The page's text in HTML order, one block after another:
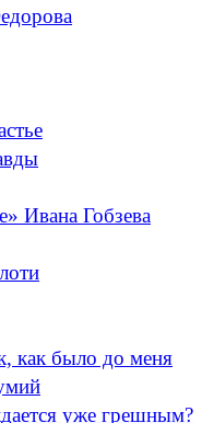
Ивана Гобзева
как было до меня
уже грешным?